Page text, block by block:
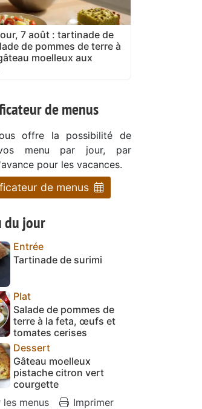
7 août : tartinade de
de pommes de terre à
moelleux aux
de menus
offre la possibilité de
menu par jour, par
pour les vacances.
de menus
du jour
Entrée
Tartinade de surimi
Plat
Salade de pommes de
terre à la feta, œufs et
tomates cerises
Dessert
Gâteau moelleux
pistache citron vert
courgette
les menus
Imprimer